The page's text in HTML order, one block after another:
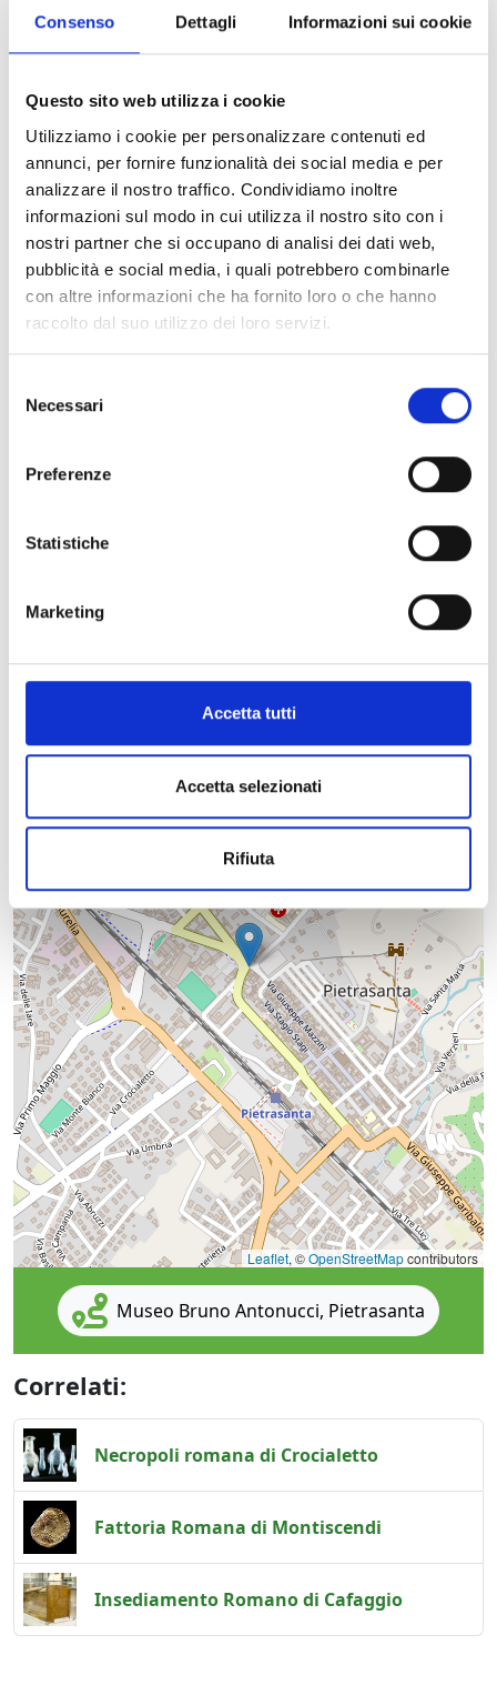
Consenso Dettagli Informazioni sui cookie
Questo sito web utilizza i cookie
Utilizziamo i cookie per personalizzare contenuti ed
annunci, per fornire funzionalità dei social media e per
analizzare il nostro traffico. Condividiamo inoltre
informazioni sul modo in cui utilizza il nostro sito con i
nostri partner che si occupano di analisi dei dati web,
pubblicità e social media, i quali potrebbero combinarle
con altre informazioni che ha fornito loro o che hanno
raccolto dal suo utilizzo dei loro servizi.
delNecessari
Preferenze
Statistiche
Marketing
Accetta tutti
Accetta selezionati
Rifiuta
Bibliografia
Stato di conservazione
Informazioni:
Contatti:
Museo Archeologico Versiliese
Comprensorio:
Epoca:
Leaflet, ©OpenStreetMapcontributors
Museo Bruno Antonucci, Pietrasanta
Correlati:
Necropoli romana di Crocialetto
Fattoria Romana di Montiscendi
Insediamento Romano di Cafaggio